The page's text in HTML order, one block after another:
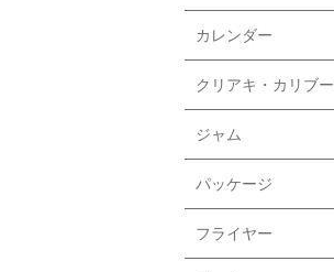
カレンダー
クリアキ・カリブー
ジャム
パッケージ
フライヤー